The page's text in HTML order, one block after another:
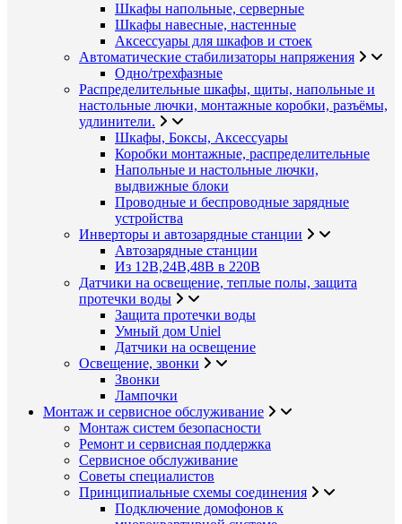
Шкафы напольные, серверные
Шкафы навесные, настенные
Аксессуары для шкафов и стоек
Автоматические стабилизаторы напряжения
Одно/трехфазные
Распределительные шкафы, щиты, напольные и
настольные лючки, монтажные коробки, разъёмы,
удлинители.
Шкафы, Боксы, Аксессуары
Коробки монтажные, распределительные
Напольные и настольные лючки,
выдвижные блоки
Проводные и беспроводные зарядные
устройства
Инверторы и автозарядные станции
Автозарядные станции
Из 12В,24В,48В в 220В
Датчики на освещение, теплые полы, защита
протечки воды
Защита протечки воды
Умный дом Uniel
Датчики на освещение
Освещение, звонки
Звонки
Лампочки
Монтаж и сервисное обслуживание
Монтаж систем безопасности
Ремонт и сервисная поддержка
Сервисное обслуживание
Советы специалистов
Принципиальные схемы соединения
Подключение домофонов к